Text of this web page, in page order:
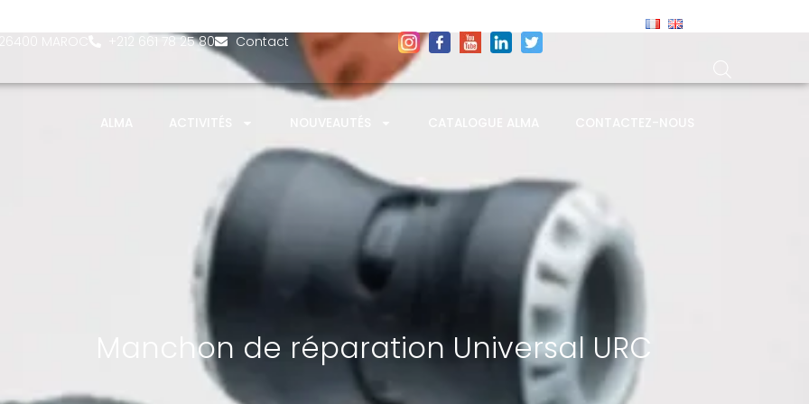
MAROC ‎+212 661 78 25 80 Contact
Manchon de réparation Universal URC